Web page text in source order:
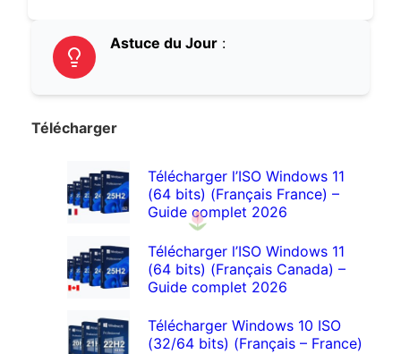
Astuce du Jour:
Télécharger
Télécharger l’ISO Windows 11
(64 bits) (Français France) –
Guide complet 2026
Télécharger l’ISO Windows 11
(64 bits) (Français Canada) –
Guide complet 2026
Télécharger Windows 10 ISO
(32/64 bits) (Français – France)